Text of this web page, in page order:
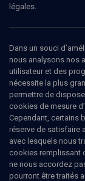
chanteur Yiddish
Ajouter
Tous 1
légales.
Dans un souci
nous analysons nos
utilisateur et des
nécessite la plus
permettre de
cookies de mesure
Cependant, certains
réserve de satisfaire
avec lesquels nous
cookies remplissant
ne nous accordez
pourront être traités